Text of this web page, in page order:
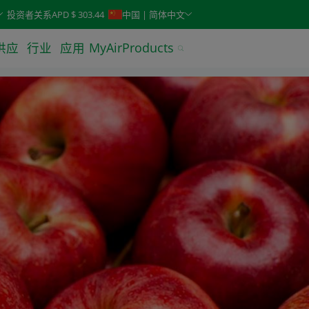
Typeahead search is also available.
投资者关系APD $ 303.44 中国 | 简体中文
应 行业 应用 MyAirProducts